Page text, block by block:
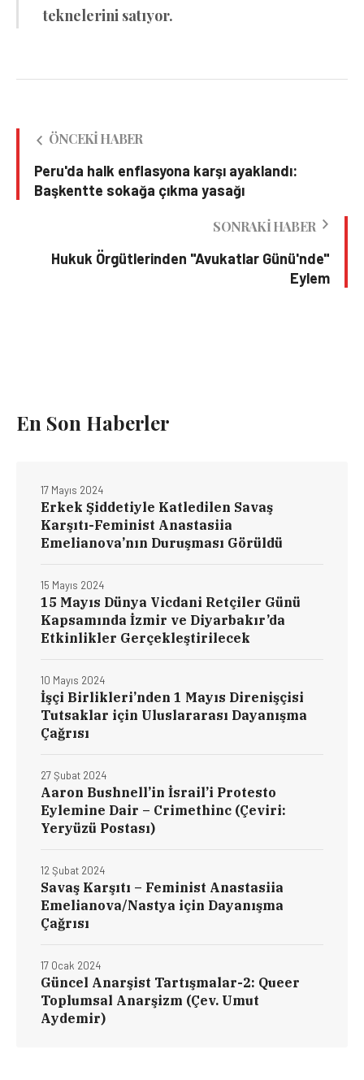
teknelerini satıyor.
ÖNCEKI HABER
Peru'da halk enflasyona karşı ayaklandı:
Başkentte sokağa çıkma yasağı
SONRAKI HABER
Hukuk Örgütlerinden "Avukatlar Günü'nde"
Eylem
En Son Haberler
Erkek Şiddetiyle Katledilen Savaş
Karşıtı-Feminist Anastasiia
Emelianova’nın Duruşması Görüldü
17 Mayıs 2024
15 Mayıs Dünya Vicdani Retçiler Günü
Kapsamında İzmir ve Diyarbakır’da
Etkinlikler Gerçekleştirilecek
15 Mayıs 2024
İşçi Birlikleri’nden 1 Mayıs Direnişçisi
Tutsaklar için Uluslararası Dayanışma
Çağrısı
10 Mayıs 2024
Aaron Bushnell’in İsrail’i Protesto
Eylemine Dair – Crimethinc (Çeviri:
Yeryüzü Postası)
27 Şubat 2024
Savaş Karşıtı – Feminist Anastasiia
Emelianova/Nastya için Dayanışma
Çağrısı
12 Şubat 2024
Güncel Anarşist Tartışmalar-2: Queer
Toplumsal Anarşizm (Çev. Umut
Aydemir)
17 Ocak 2024